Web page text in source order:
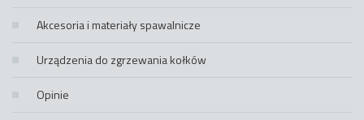
Akcesoria i materiały spawalnicze
Urządzenia do zgrzewania kołków
Opinie